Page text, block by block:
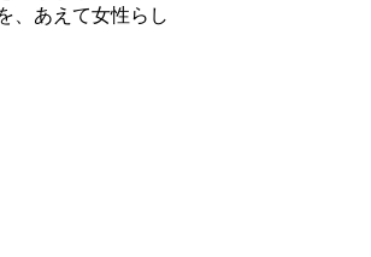
、あえて女性らし